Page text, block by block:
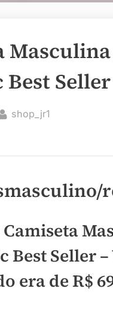
Best
By
shop_jr1
Best Seller
era de R$